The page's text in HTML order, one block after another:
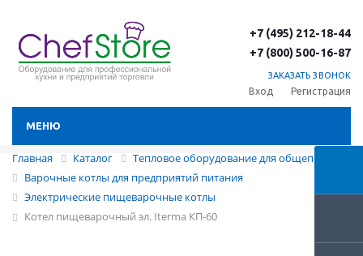
+7 (495) 212-18-44
+7 (800) 500-16-87
ЗАКАЗАТЬ ЗВОНОК
Вход Регистрация
МЕНЮ
Главная Каталог
Тепловое оборудование для общепита
Варочные котлы для предприятий питания
Электрические пищеварочные котлы
Котел пищеварочный эл. Iterma КП-60